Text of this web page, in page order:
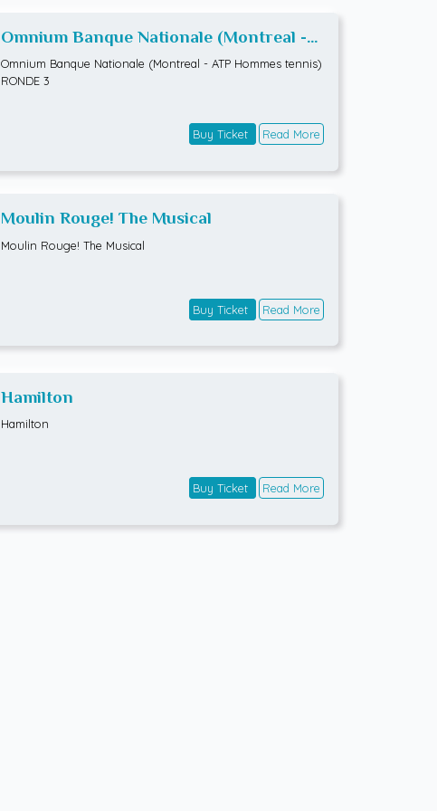
Omnium Banque Nationale (Montreal -
ATP Hommes tennis) RONDE 3
Omnium Banque Nationale (Montreal - ATP Hommes tennis)
RONDE 3
Buy Ticket Read More
Moulin Rouge! The Musical
Moulin Rouge! The Musical
Buy Ticket Read More
Hamilton
Hamilton
Buy Ticket Read More